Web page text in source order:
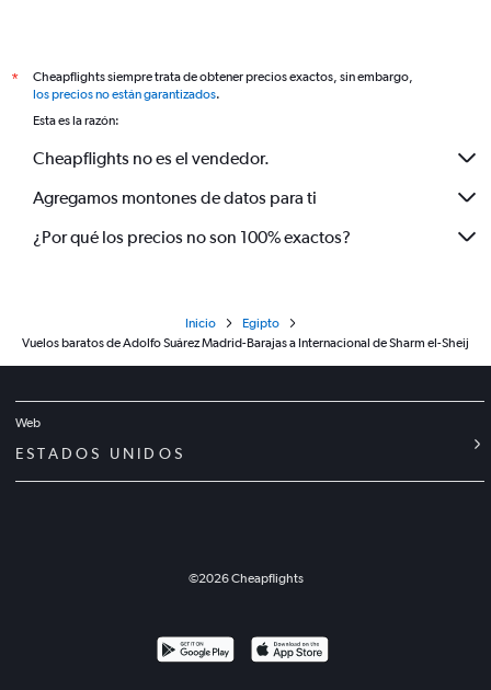
*
Cheapflights siempre trata de obtener precios exactos, sin embargo,
los precios no están garantizados.
Esta es la razón:
Cheapflights no es el vendedor.
Agregamos montones de datos para ti
¿Por qué los precios no son 100% exactos?
Inicio
Egipto
Vuelos baratos de Adolfo Suárez Madrid-Barajas a Internacional de Sharm el-Sheij
Web
ESTADOS UNIDOS
©2026Cheapflights